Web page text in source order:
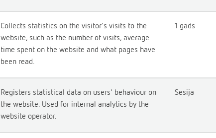
Collects statistics on the visitor's visits to the
website, such as the number of visits, average
time spent on the website and what pages have
been read.
1 gads
Registers statistical data on users' behaviour on
the website. Used for internal analytics by the
website operator.
Sesija